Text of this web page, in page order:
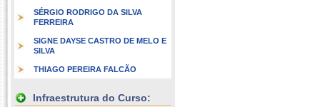
SÉRGIO RODRIGO DA SILVA
FERREIRA
SIGNE DAYSE CASTRO DE MELO E
SILVA
THIAGO PEREIRA FALCÃO
Infraestrutura do Curso: